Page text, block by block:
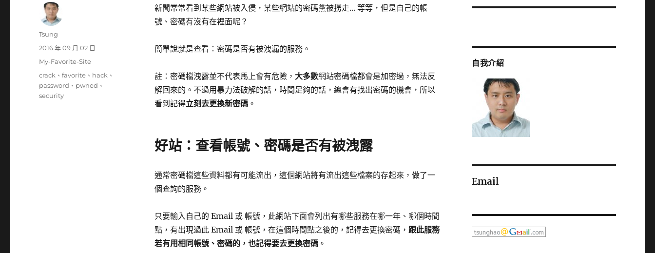
新聞常常看到某些網站被入侵，某些網站的密碼黨被撈走... 等等，但是自己的帳
號、密碼有沒有在裡面呢？
簡單說就是查看：密碼是否有被洩漏的服務。
註：密碼檔洩露並不代表馬上會有危險， 大多數網站密碼檔都會是加密過，無法反
解回來的。不過用暴力法破解的話，時間足夠的話，總會有找出密碼的機會，所以
看到記得立刻去更換新密碼。
好站：查看帳號、密碼是否有被洩露
通常密碼檔這些資料都有可能流出，這個網站將有流出這些檔案的存起來，做了一
個查詢的服務。
只要輸入自己的 Email 或 帳號，此網站下面會列出有哪些服務在哪一年、哪個時間
點，有出現過此 Email 或 帳號，在這個時間點之後的，記得去更換密碼， 跟此服務
若有用相同帳號、密碼的，也記得要去更換密碼。
作
Tsung
發
日
期:
2016 年 09 月 02 日
分
My-Favorite-Site
標
籤
crack 、favorite 、 hack 、
password 、 pwned 、
security
自我介紹
Email